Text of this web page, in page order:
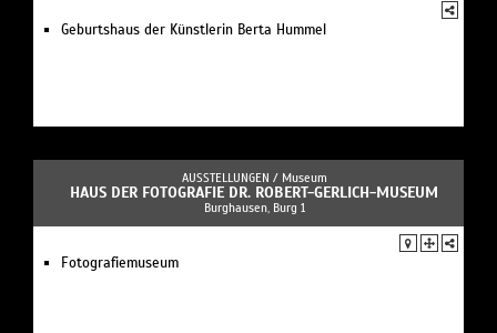
Geburtshaus der Künstlerin Berta Hummel
AUSSTELLUNGEN / Museum
HAUS DER FOTOGRAFIE DR. ROBERT-GERLICH-MUSEUM
Burghausen, Burg 1
Fotografiemuseum